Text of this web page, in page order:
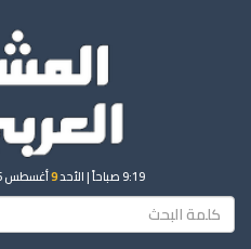
9:19 صباحاً | الأحد9أغسطس 2026 م |